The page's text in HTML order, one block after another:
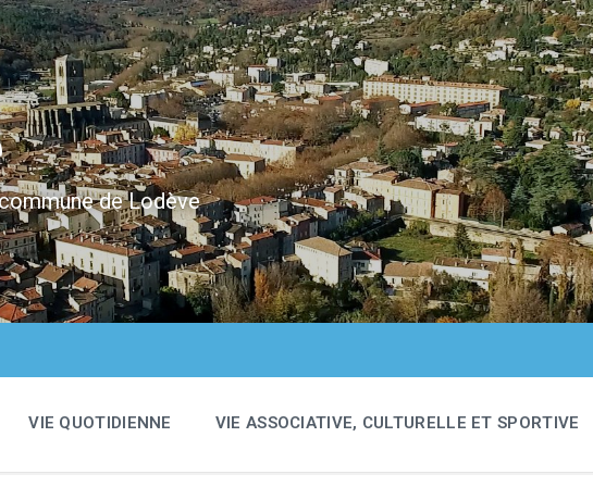
de Lodève
VIE QUOTIDIENNE VIE ASSOCIATIVE, CULTURELLE ET SPORTIVE